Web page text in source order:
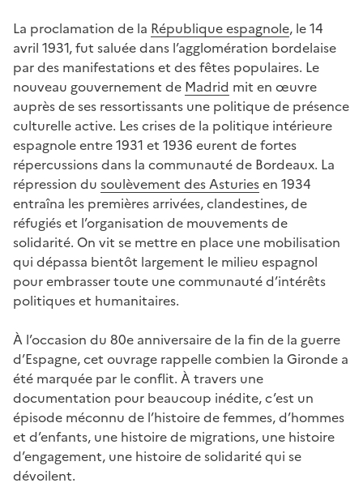
La proclamation de la République espagnole, le 14
avril 1931, fut saluée dans l’agglomération bordelaise
par des manifestations et des fêtes populaires. Le
nouveau gouvernement de Madrid mit en œuvre
auprès de ses ressortissants une politique de présence
culturelle active. Les crises de la politique intérieure
espagnole entre 1931 et 1936 eurent de fortes
répercussions dans la communauté de Bordeaux. La
répression du soulèvement des Asturiesen 1934
entraîna les premières arrivées, clandestines, de
réfugiés et l’organisation de mouvements de
solidarité. On vit se mettre en place une mobilisation
qui dépassa bientôt largement le milieu espagnol
pour embrasser toute une communauté d’intérêts
politiques et humanitaires.
À l’occasion du 80e anniversaire de la fin de la guerre
d’Espagne, cet ouvrage rappelle combien la Gironde a
été marquée par le conflit. À travers une
documentation pour beaucoup inédite, c’est un
épisode méconnu de l’histoire de femmes, d’hommes
et d’enfants, une histoire de migrations, une histoire
d’engagement, une histoire de solidarité qui se
dévoilent.